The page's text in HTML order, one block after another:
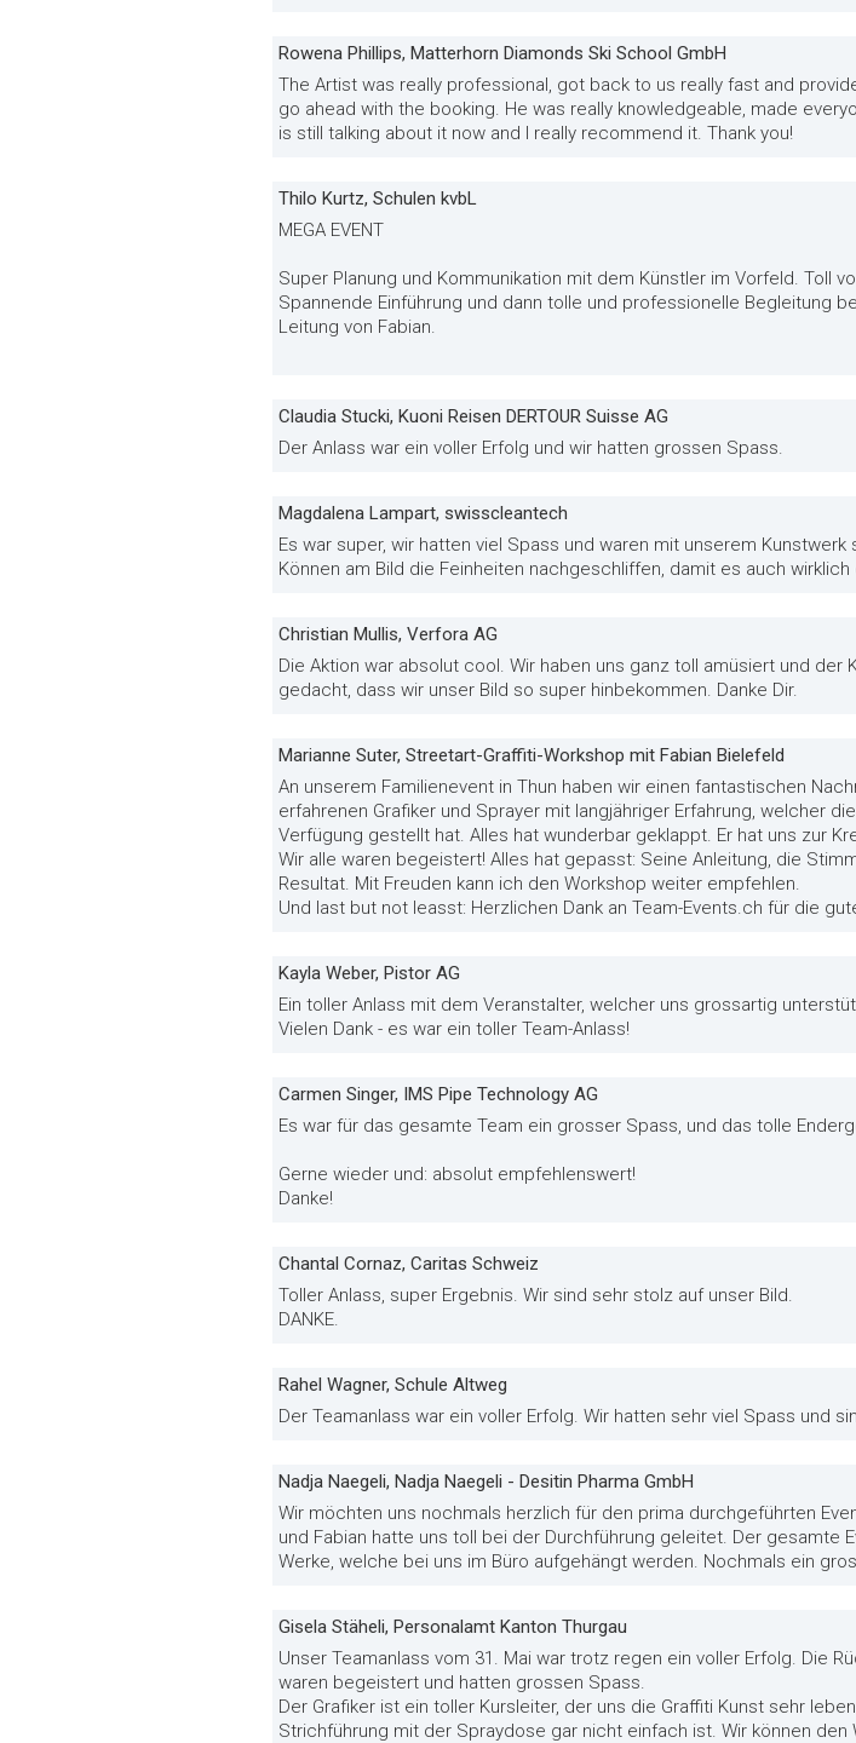
Rowena Phillips, Matterhorn Diamonds Ski School GmbH
The Artist was really professional, got back to us really fast and
go ahead with the booking. He was really knowledgeable, made
is still talking about it now and I really recommend it. Thank you!
Thilo Kurtz, Schulen kvbL
MEGA EVENT
Super Planung und Kommunikation mit dem Künstler im Vorfeld. Toll
Spannende Einführung und dann tolle und professionelle Begleitung
Leitung von Fabian.
Claudia Stucki, Kuoni Reisen DERTOUR Suisse AG
Der Anlass war ein voller Erfolg und wir hatten grossen Spass.
Magdalena Lampart, swisscleantech
Es war super, wir hatten viel Spass und waren mit unserem
Können am Bild die Feinheiten nachgeschliffen, damit es auch
Christian Mullis, Verfora AG
Die Aktion war absolut cool. Wir haben uns ganz toll amüsiert und
gedacht, dass wir unser Bild so super hinbekommen. Danke Dir.
Marianne Suter, Streetart-Graffiti-Workshop mit Fabian Bielefeld
An unserem Familienevent in Thun haben wir einen fantastischen
erfahrenen Grafiker und Sprayer mit langjähriger Erfahrung, welcher
Verfügung gestellt hat. Alles hat wunderbar geklappt. Er hat uns zur
Wir alle waren begeistert! Alles hat gepasst: Seine Anleitung, die
Resultat. Mit Freuden kann ich den Workshop weiter empfehlen.
Und last but not leasst: Herzlichen Dank an Team-Events.ch für die
Kayla Weber, Pistor AG
Ein toller Anlass mit dem Veranstalter, welcher uns grossartig
Vielen Dank - es war ein toller Team-Anlass!
Carmen Singer, IMS Pipe Technology AG
Es war für das gesamte Team ein grosser Spass, und das tolle
Gerne wieder und: absolut empfehlenswert!
Danke!
Chantal Cornaz, Caritas Schweiz
Toller Anlass, super Ergebnis. Wir sind sehr stolz auf unser Bild.
DANKE.
Rahel Wagner, Schule Altweg
Der Teamanlass war ein voller Erfolg. Wir hatten sehr viel Spass und
Nadja Naegeli, Nadja Naegeli - Desitin Pharma GmbH
Wir möchten uns nochmals herzlich für den prima durchgeführten
und Fabian hatte uns toll bei der Durchführung geleitet. Der gesamte
Werke, welche bei uns im Büro aufgehängt werden. Nochmals ein
Gisela Stäheli, Personalamt Kanton Thurgau
Unser Teamanlass vom 31. Mai war trotz regen ein voller Erfolg. Die
waren begeistert und hatten grossen Spass.
Der Grafiker ist ein toller Kursleiter, der uns die Graffiti Kunst sehr
Strichführung mit der Spraydose gar nicht einfach ist. Wir können den